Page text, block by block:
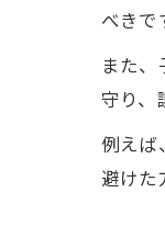
べきで
また
守り、
例えば
避けた